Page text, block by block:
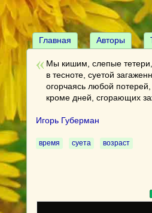
Главная Авторы
Мы кишим, слепые тетери,
в тесноте, суетой
огорчаясь любой потерей,
кроме дней, сгорающих
Игорь Губерман
время суета возраст